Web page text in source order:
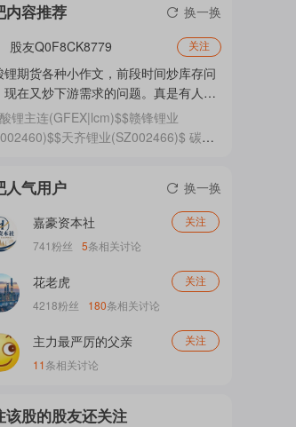
内容推荐 换一换
股友Q0F8CK8779 关注
锂期货各种小作文，前段时间炒库存问
现在又炒下游需求的问题。真是有人见
锂主连(GFEX|lcm)$$赣锋锂业
天齐锂业(SZ002466)$ 碳酸
格上涨。
人气用户 换一换
嘉豪资本社 关注
741 粉丝 5条相关讨论
花老虎 关注
4218粉丝 180条相关讨论
主力最严厉的父亲 关注
11条相关讨论
该股的股友还关注